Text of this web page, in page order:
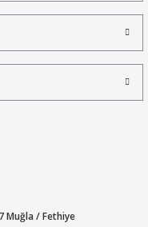
Muğla / Fethiye